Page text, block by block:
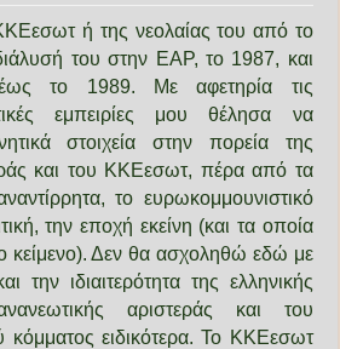
ή της νεολαίας του από το
του στην ΕΑΡ, το 1987, και
το 1989. Με αφετηρία τις
εμπειρίες μου θέλησα να
στοιχεία στην πορεία της
και του ΚΚΕεσωτ, πέρα από τα
το ευρωκομμουνιστικό
την εποχή εκείνη (και τα οποία
κείμενο). Δεν θα ασχοληθώ εδώ με
την ιδιαιτερότητα της ελληνικής
αριστεράς και του
κόμματος ειδικότερα. Το ΚΚΕεσωτ